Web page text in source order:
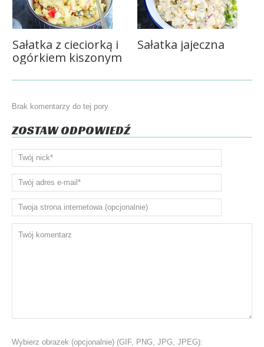
Sałatka z cieciorką i
ogórkiem kiszonym
Sałatka jajeczna
Brak komentarzy do tej pory
ZOSTAW ODPOWIEDŹ
Wybierz obrazek (opcjonalnie) (GIF, PNG, JPG, JPEG):